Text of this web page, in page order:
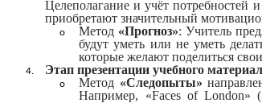
Целеполагание и учёт потребностей
приобретают значительный
Метод «Прогноз»: Учитель
будут уметь или не уметь
которые желают поделиться
Этап презентации учебного
Метод «Следопыты»
Например, «Faces of London»